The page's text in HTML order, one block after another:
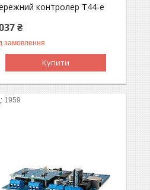
контролер T44-e
₴
замовлення
Купити
1959